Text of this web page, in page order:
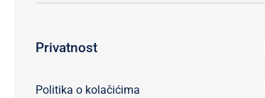
Privatnost
Politika o kolačićima